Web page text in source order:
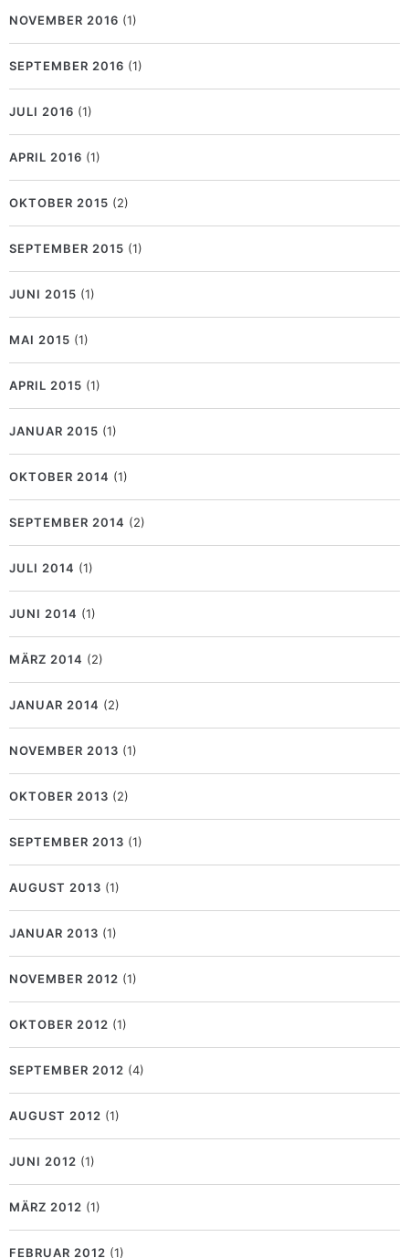
NOVEMBER 2016 (1)
SEPTEMBER 2016 (1)
JULI 2016 (1)
APRIL 2016 (1)
OKTOBER 2015 (2)
SEPTEMBER 2015 (1)
JUNI 2015 (1)
MAI 2015 (1)
APRIL 2015 (1)
JANUAR 2015 (1)
OKTOBER 2014 (1)
SEPTEMBER 2014 (2)
JULI 2014 (1)
JUNI 2014 (1)
MÄRZ 2014 (2)
JANUAR 2014 (2)
NOVEMBER 2013 (1)
OKTOBER 2013 (2)
SEPTEMBER 2013 (1)
AUGUST 2013 (1)
JANUAR 2013 (1)
NOVEMBER 2012 (1)
OKTOBER 2012 (1)
SEPTEMBER 2012 (4)
AUGUST 2012 (1)
JUNI 2012 (1)
MÄRZ 2012 (1)
FEBRUAR 2012 (1)